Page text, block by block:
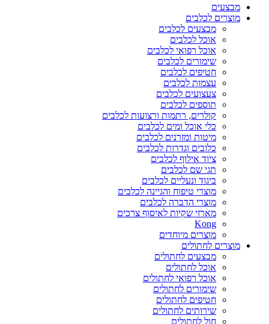
מבצעים
מוצרים לכלבים
מבצעים לכלבים
אוכל לכלבים
אוכל רפואי לכלבים
שימורים לכלבים
חטיפים לכלבים
עצמות לכלבים
צעצועים לכלבים
תוספים לכלבים
קולרים, רתמות ורצועות לכלבים
כלי אוכל ומים לכלבים
מיטות ומזרנים לכלבים
כלובים וגדרות לכלבים
ציוד אילוף לכלבים
תגי שם לכלבים
ביגוד ונעליים לכלבים
מוצרי טיפוח והגיינה לכלבים
מוצרי הדברה לכלבים
מארזי שקיות לאיסוף צרכים
Kong
מוצרים מיוחדים
מוצרים לחתולים
מבצעים לחתולים
אוכל לחתולים
אוכל רפואי לחתולים
שימורים לחתולים
חטיפים לחתולים
שירותים לחתולים
חול לחתולים